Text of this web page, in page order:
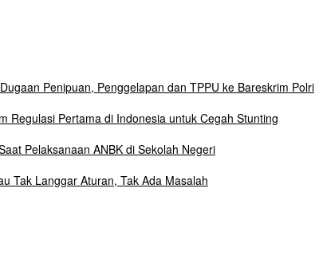
Penipuan, Penggelapan dan TPPU ke Bareskrim Polri
Regulasi Pertama di Indonesia untuk Cegah Stunting
Pelaksanaan ANBK di Sekolah Negeri
Tak Langgar Aturan, Tak Ada Masalah